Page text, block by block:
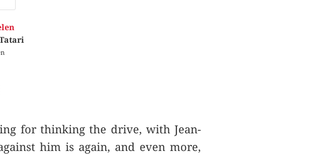
for thinking the drive, with Jean-
him is again, and even more,